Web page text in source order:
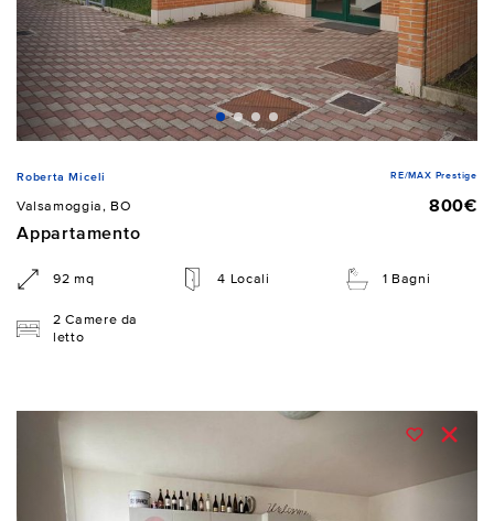
Roberta Miceli RE/MAX Prestige
Valsamoggia, BO
800€
Appartamento
92 mq 4 Locali 1 Bagni
2 Camere da
letto